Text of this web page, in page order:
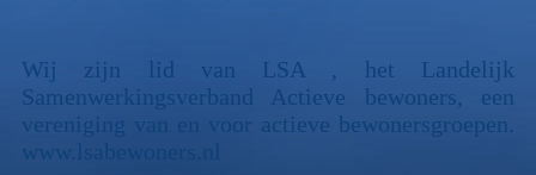
Wij zijn lid van LSA , het Landelijk
Samenwerkingsverband Actieve bewoners, een
vereniging van en voor actieve bewonersgroepen.
www.lsabewoners.nl